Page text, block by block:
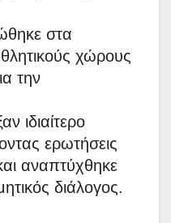
στα
χώρους
την
ιδιαίτερο
ερωτήσεις
αναπτύχθηκε
διάλογος.